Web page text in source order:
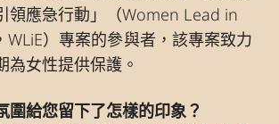
領應急行動」（Women Lead in
WLiE）專案的參與者，該專案致力
為女性提供保護。
圍給您留下了怎樣的印象？